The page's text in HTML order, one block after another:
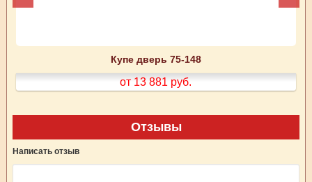
Купе дверь 75-148
от 13 881 руб.
Отзывы
Написать отзыв